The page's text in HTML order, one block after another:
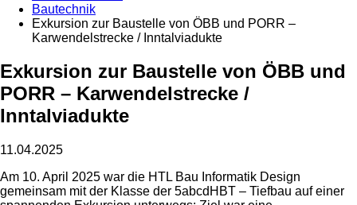
Bautechnik
Exkursion zur Baustelle von ÖBB und PORR –
Karwendelstrecke / Inntalviadukte
Exkursion zur Baustelle von ÖBB und
PORR – Karwendelstrecke /
Inntalviadukte
11.04.2025
Am 10. April 2025 war die HTL Bau Informatik Design
gemeinsam mit der Klasse der 5abcdHBT – Tiefbau auf einer